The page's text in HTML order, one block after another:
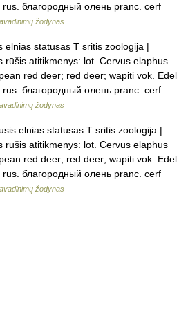
благородный олень pranc. cerf
žodynas
statusas T sritis zoologija |
rūšis atitikmenys: lot. Cervus elaphus
red deer; red deer; wapiti vok. Edel
благородный олень pranc. cerf
žodynas
elnias statusas T sritis zoologija |
rūšis atitikmenys: lot. Cervus elaphus
red deer; red deer; wapiti vok. Edel
благородный олень pranc. cerf
žodynas